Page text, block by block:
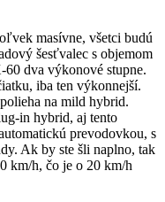
masívne, všetci budú
šesťvalec s objemom
dva výkonové stupne.
iba ten výkonnejší.
na mild hybrid.
in hybrid, aj tento
prevodovkou, s
Ak by ste šli naplno, tak
km/h, čo je o 20 km/h